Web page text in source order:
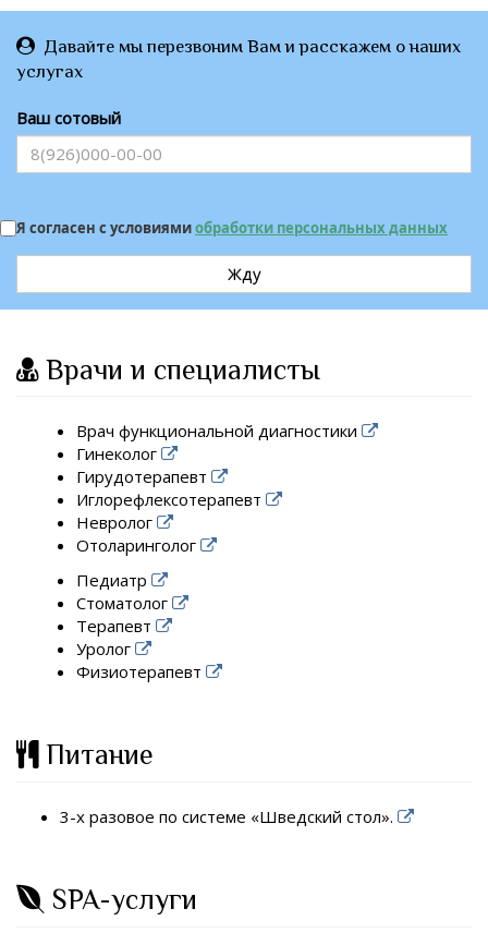
Давайте мы перезвоним Вам и расскажем о наших
услугах
Ваш сотовый
Я согласен с условиямиобработки персональных данных
Жду
Врачи и специалисты
Врач функциональной диагностики
Гинеколог
Гирудотерапевт
Иглорефлексотерапевт
Невролог
Отоларинголог
Педиатр
Стоматолог
Терапевт
Уролог
Физиотерапевт
Питание
3-х разовое по системе «Шведский стол».
SPA-услуги